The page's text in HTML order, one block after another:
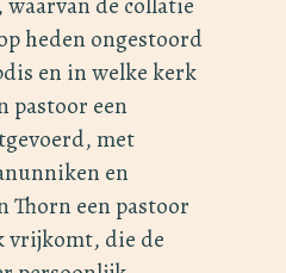
heden ongestoord
en in welke kerk
pastoor een
met
en
Thorn een pastoor
vrijkomt, die de